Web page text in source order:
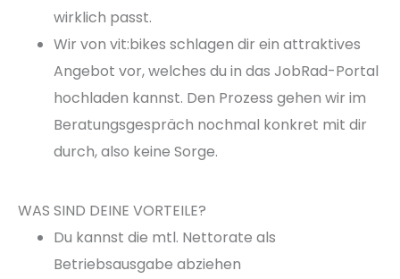
wirklich passt.
Wir von vit:bikes schlagen dir ein attraktives
Angebot vor, welches du in das JobRad-Portal
hochladen kannst. Den Prozess gehen wir im
Beratungsgespräch nochmal konkret mit dir
durch, also keine Sorge.
WAS SIND DEINE VORTEILE?
Du kannst die mtl. Nettorate als
Betriebsausgabe abziehen